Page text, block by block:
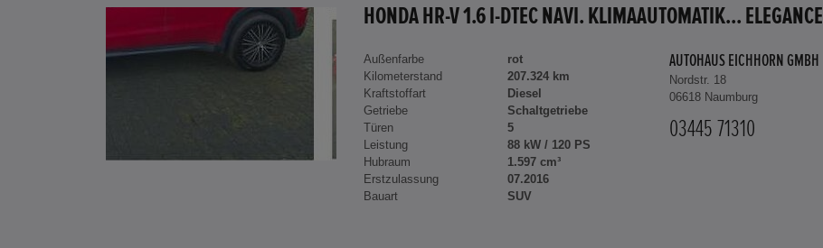
HONDA HR-V 1.6 I-DTEC NAVI. KLIMAAUTOMATIK... ELEGANCE
Außenfarbe
rot
Kilometerstand
207.324 km
Kraftstoffart
Diesel
Getriebe
Schaltgetriebe
Türen
5
Leistung
88 kW / 120 PS
Hubraum
1.597 cm³
Erstzulassung
07.2016
Bauart
SUV
AUTOHAUS EICHHORN GMBH
Nordstr. 18
06618 Naumburg
03445 71310